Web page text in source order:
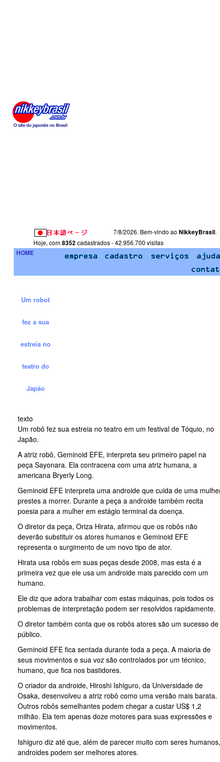
7/8/2026. Bem-vindo ao NikkeyBrasil.
Hoje, com8352cadastrados - 42.956.700 visitas
HOME
Um robot
fez a sua
estreia no
teatro do
Japão
texto
Um robô fez sua estreia no teatro em um festival de Tóquio, no
Japão.
A atriz robô, Geminoid EFE, interpreta seu primeiro papel na
peça Sayonara. Ela contracena com uma atriz humana, a
americana Bryerly Long.
Geminoid EFE interpreta uma androide que cuida de uma
prestes a morrer. Durante a peça a androide também recita
poesia para a mulher em estágio terminal da doença.
O diretor da peça, Oriza Hirata, afirmou que os robôs não
deverão substituir os atores humanos e Geminoid EFE
representa o surgimento de um novo tipo de ator.
Hirata usa robôs em suas peças desde 2008, mas esta é a
primeira vez que ele usa um androide mais parecido com um
humano.
Ele diz que adora trabalhar com estas máquinas, pois todos os
problemas de interpretação podem ser resolvidos rapidamente.
O diretor também conta que os robôs atores são um sucesso de
público.
Geminoid EFE fica sentada durante toda a peça. A maioria de
seus movimentos e sua voz são controlados por um técnico,
humano, que fica nos bastidores.
O criador da androide, Hiroshi Ishiguro, da Universidade de
Osaka, desenvolveu a atriz robô como uma versão mais barata.
Outros robôs semelhantes podem chegar a custar US$ 1,2
milhão. Ela tem apenas doze motores para suas expressões e
movimentos.
Ishiguro diz até que, além de parecer muito com seres humanos,
androides podem ser melhores atores.